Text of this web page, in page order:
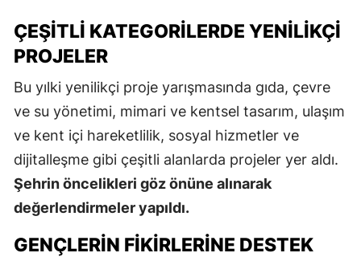
ÇEŞITLI KATEGORILERDE YENILIKÇI
PROJELER
Bu yılki yenilikçi proje yarışmasında gıda, çevre
ve su yönetimi, mimari ve kentsel tasarım, ulaşım
ve kent içi hareketlilik, sosyal hizmetler ve
dijitalleşme gibi çeşitli alanlarda projeler yer aldı.
Şehrin öncelikleri göz önüne alınarak
değerlendirmeler yapıldı.
GENÇLERIN FIKIRLERINE DESTEK